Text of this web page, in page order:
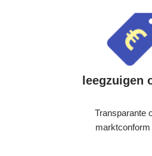
leegzuigen
Transparante
marktconform